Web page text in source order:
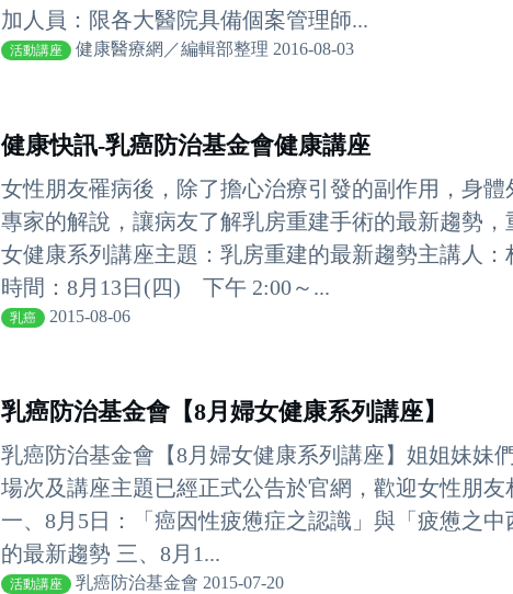
加人員：限各大醫院具備個案管理師...
活動講座 健康醫療網／編輯部整理 2016-08-03
健康快訊-乳癌防治基金會健康講座
女性朋友罹病後，除了擔心治療引發的副作用，身
專家的解說，讓病友了解乳房重建手術的最新趨勢
女健康系列講座主題：乳房重建的最新趨勢主講人
時間：8月13日(四) 下午 2:00～...
乳癌 2015-08-06
乳癌防治基金會【8月婦女健康系列講座】
乳癌防治基金會【8月婦女健康系列講座】姐姐妹妹
場次及講座主題已經正式公告於官網，歡迎女性朋友
一、8月5日：「癌因性疲憊症之認識」與「疲憊之
的最新趨勢 三、8月1...
活動講座 乳癌防治基金會 2015-07-20